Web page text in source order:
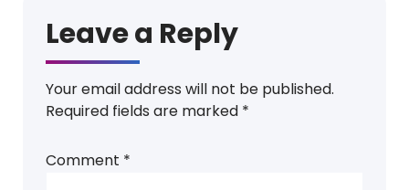
Leave a Reply
Your email address will not be published.
Required fields are marked *
Comment *